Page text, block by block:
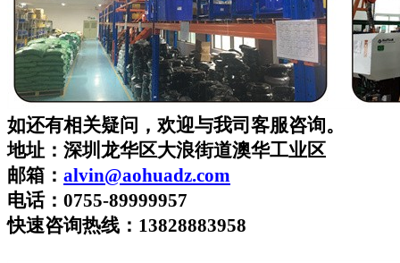
如还有相关疑问，欢迎与我司客服咨询。
地址：深圳龙华区大浪街道澳华工业区
邮箱： alvin@aohuadz.com
电话： 0755-89999957
快速咨询热线 ： 13828883958